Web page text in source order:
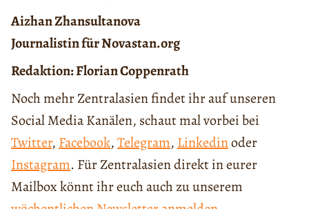
Aizhan Zhansultanova
Journalistin für Novastan.org
Redaktion: Florian Coppenrath
Noch mehr Zentralasien findet ihr auf unseren
Social Media Kanälen, schaut mal vorbei bei
Twitter, Facebook,Telegram, Linkedinoder
Instagram. Für Zentralasien direkt in eurer
Mailbox könnt ihr euch auch zu unserem